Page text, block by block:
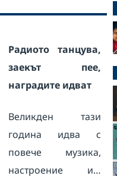
Радиото танцува,
заекът пее,
наградите идват
Великден тази
година идва с
повече музика,
настроение и…